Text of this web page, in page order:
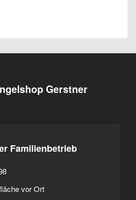
Gerstner
Familienbetrieb
vor Ort